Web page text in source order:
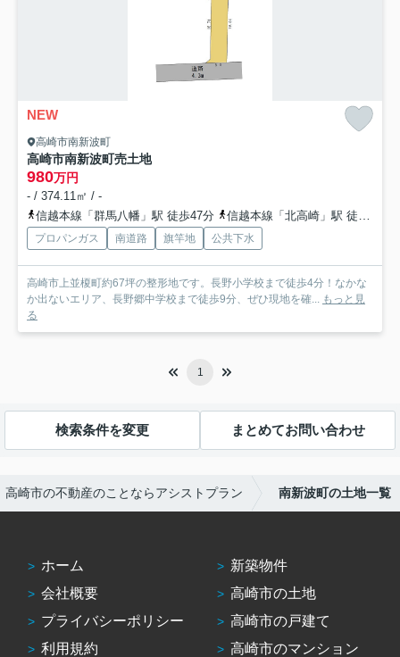
NEW
高崎市南新波町
高崎市南新波町売土地
980万円
- / 374.11㎡ / -
信越本線「群馬八幡」駅 徒歩47分
信越本線「北高崎」駅 徒歩51分
プロパンガス 南道路 旗竿地 公共下水
高崎市上並榎町約67坪の整形地です。長野小学校まで徒歩4分！なかな
か出ないエリア、長野郷中学校まで徒歩9分、ぜひ現地を確...
もっと見
る
1
検索条件を変更 まとめてお問い合わせ
高崎市の不動産のことならアシストプラン 南新波町の土地一覧
ホーム
会社概要
プライバシーポリシー
利用規約
新築物件
高崎市の土地
高崎市の戸建て
高崎市のマンション